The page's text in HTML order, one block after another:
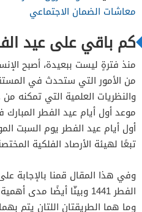
معاشات الضمان الاجتماعي
كم باقي على عيد الفطر
منذ فترةٍ ليست ببعيدة، أصبح
من الأمور التي ستحدث في
والنظريات العلمية التي تمكنه
موعد أول أيام عيد الفطر
تبعًا لهيئة الأرصاد الفلكية
وفي هذا المقال قمنا بالإجابة
الفطر 1441 وبينّا أيضًا
وما هما الطريقتان اللتان يتم